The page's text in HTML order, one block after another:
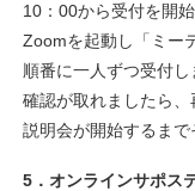
10：00から受付を開
Zoomを起動し「ミー
順番に一人ずつ受付
確認が取れましたら、
説明会が開始するまで
5．オンラインサポス